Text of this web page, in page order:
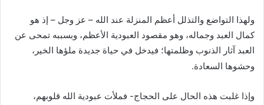
ولهذا التواضع والتذلل أعظم المنزلة عند الله – عز وجل – إذ هو
كمال العبد وجماله، وهو مقصود العبودية الأعظم، وبسببه تمحى عن
العبد آثار الذنوب وظلمتها؛ فيدخل في حياة جديدة ملؤها الخير،
وحشوها السعادة.
وإذا غلبت هذه الحال على الحجاج- فملأت عبودية الله قلوبهم،